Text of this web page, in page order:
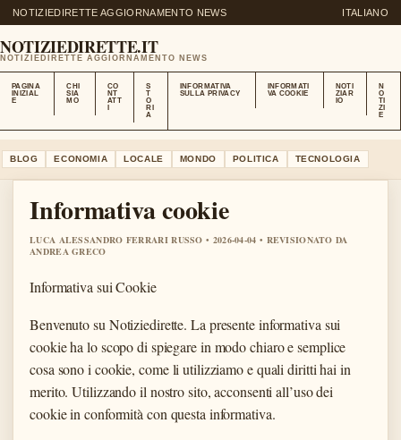
NOTIZIEDIRETTE AGGIORNAMENTO NEWS ITALIANO
NOTIZIEDIRETTE.IT
NOTIZIEDIRETTE AGGIORNAMENTO NEWS
PAGINA
INIZIAL
E
CHI
SIA
MO
CO
NT
ATT
S
T
O
RI
A
INFORMATIVA
SULLA PRIVACY
INFORMATI
VA COOKIE
NOTI
ZIAR
IO
N
O
TI
ZI
E
BLOG ECONOMIA LOCALE MONDO POLITICA TECNOLOGIA
Informativa cookie
LUCA ALESSANDRO FERRARI RUSSO • 2026-04-04 • REVISIONATO DA
ANDREA GRECO
Informativa sui Cookie
Benvenuto su Notiziedirette. La presente informativa sui
cookie ha lo scopo di spiegare in modo chiaro e semplice
cosa sono i cookie, come li utilizziamo e quali diritti hai in
merito. Utilizzando il nostro sito, acconsenti all’uso dei
cookie in conformità con questa informativa.